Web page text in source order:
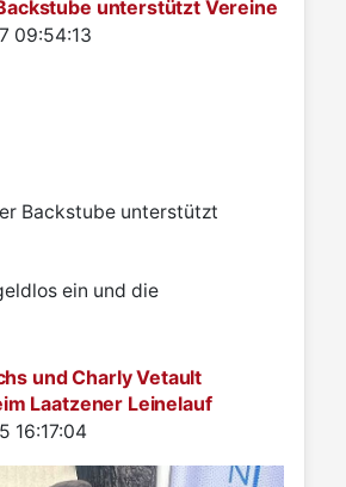
unterstützt Vereine
09:54:13
Backstube unterstützt
ein und die
und Charly Vetault
Laatzener Leinelauf
16:17:04